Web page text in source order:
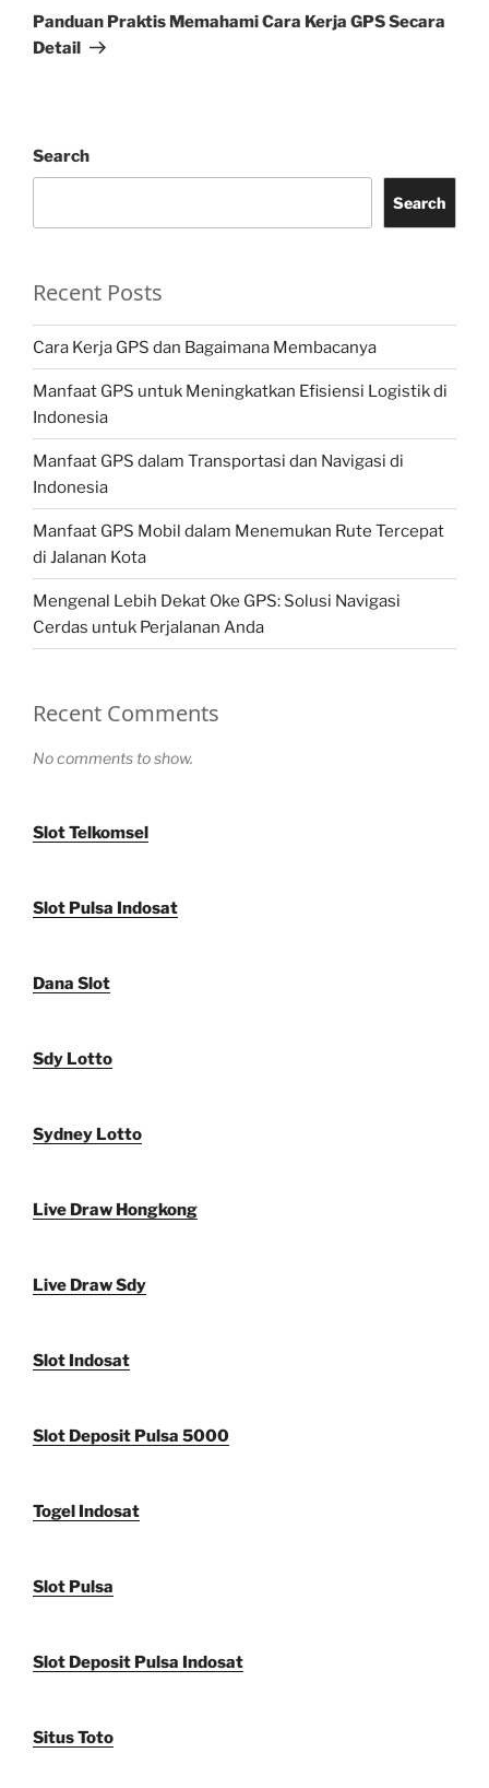
Post
Panduan Praktis Memahami Cara Kerja GPS Secara
Detail
Search
Search
Recent Posts
Cara Kerja GPS dan Bagaimana Membacanya
Manfaat GPS untuk Meningkatkan Efisiensi Logistik di
Indonesia
Manfaat GPS dalam Transportasi dan Navigasi di
Indonesia
Manfaat GPS Mobil dalam Menemukan Rute Tercepat
di Jalanan Kota
Mengenal Lebih Dekat Oke GPS: Solusi Navigasi
Cerdas untuk Perjalanan Anda
Recent Comments
No comments to show.
Slot Telkomsel
Slot Pulsa Indosat
Dana Slot
Sdy Lotto
Sydney Lotto
Live Draw Hongkong
Live Draw Sdy
Slot Indosat
Slot Deposit Pulsa 5000
Togel Indosat
Slot Pulsa
Slot Deposit Pulsa Indosat
Situs Toto